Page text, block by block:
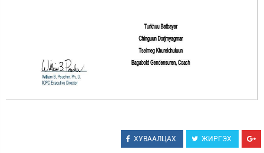
ХУВААЛЦАХ ЖИРГЭХ